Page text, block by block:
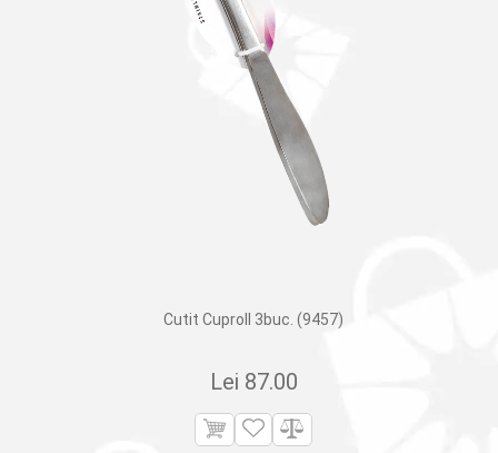
Cutit Cuproll 3buc. (9457)
Lei 87.00